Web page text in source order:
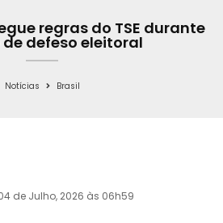
e g
r
a
e
b
regras do TSE durante
defeso eleitoral
Notícias Brasil
de Julho, 2026 às 06h59